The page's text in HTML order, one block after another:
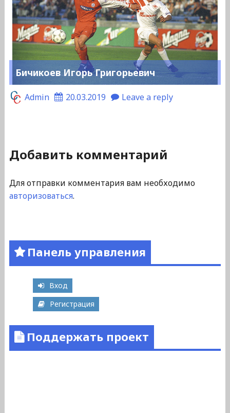
Бичикоев Игорь Григорьевич
Admin 20.03.2019 Leave a reply
Добавить комментарий
Для отправки комментария вам необходимо
авторизоваться.
Панель управления
Вход
Регистрация
Поддержать проект